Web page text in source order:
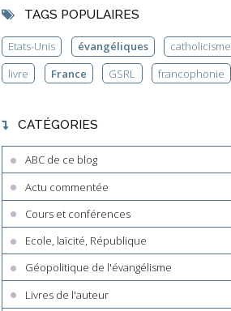
TAGS POPULAIRES
Etats-Unis évangéliques catholicisme
livre
France GSRL francophonie
CATÉGORIES
ABC de ce blog
Actu commentée
Cours et conférences
Ecole, laïcité, République
Géopolitique de l'évangélisme
Livres de l'auteur